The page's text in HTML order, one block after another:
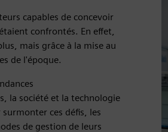
capables de concevoir
confrontés. En effet,
mais grâce à la mise au
de l'époque.
la société et la technologie
ces défis, les
de gestion de leurs